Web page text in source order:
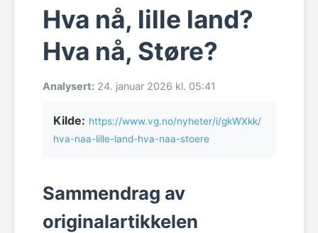
Hva nå, lille land?
Hva nå, Støre?
Analysert: 24. januar 2026 kl. 05:41
Kilde: https://www.vg.no/nyheter/i/gkWXkk/
hva-naa-lille-land-hva-naa-stoere
Sammendrag av
originalartikkelen